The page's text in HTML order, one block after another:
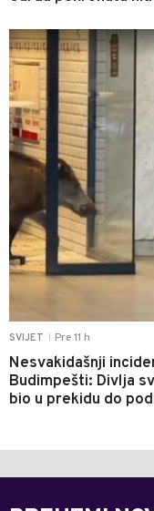
SVIJET Pre 11 h
Nesvakidašnji
Budimpešti: Divlja
bio u prekidu do